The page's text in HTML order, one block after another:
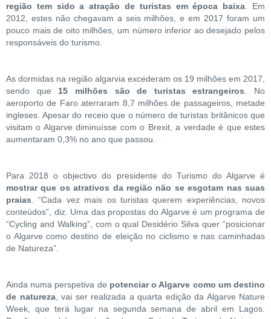
região tem sido a atração de turistas em época baixa . Em
2012, estes não chegavam a seis milhões, e em 2017 foram um
pouco mais de oito milhões, um número inferior ao desejado pelos
responsáveis do turismo.
As dormidas na região algarvia excederam os 19 milhões em 2017,
sendo que 15 milhões são de turistas estrangeiros . No
aeroporto de Faro aterraram 8,7 milhões de passageiros, metade
ingleses. Apesar do receio que o número de turistas britânicos que
visitam o Algarve diminuísse com o Brexit, a verdade é que estes
aumentaram 0,3% no ano que passou.
Para 2018 o objectivo do presidente do Turismo do Algarve é
mostrar que os atrativos da região não se esgotam nas suas
praias . “Cada vez mais os turistas querem experiências, novos
conteúdos”, diz. Uma das propostas do Algarve é um programa de
“Cycling and Walking”, com o qual Desidério Silva quer “posicionar
o Algarve como destino de eleição no ciclismo e nas caminhadas
de Natureza”.
Ainda numa perspetiva de potenciar o Algarve como um destino
de natureza, vai ser realizada a quarta edição da Algarve Nature
Week, que terá lugar na segunda semana de abril em Lagos.